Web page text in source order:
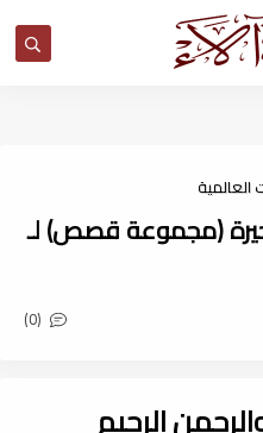
(مجموعة قصص) لـ
(0)
الرحيم